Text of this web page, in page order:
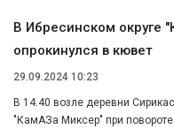
В Ибресинском округе
опрокинулся в кювет
29.09.2024 10:23
В 14.40 возле деревни
"КамАЗа Миксер" при